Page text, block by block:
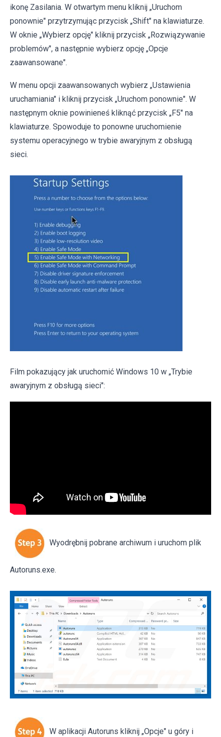
ikonę Zasilania. W otwartym menu kliknij „Uruchom
ponownie" przytrzymując przycisk „Shift" na klawiaturze.
W oknie „Wybierz opcję" kliknij przycisk „Rozwiązywanie
problemów", a następnie wybierz opcję „Opcje
zaawansowane".
W menu opcji zaawansowanych wybierz „Ustawienia
uruchamiania" i kliknij przycisk „Uruchom ponownie". W
następnym oknie powinieneś kliknąć przycisk „F5" na
klawiaturze. Spowoduje to ponowne uruchomienie
systemu operacyjnego w trybie awaryjnym z obsługą
sieci.
Film pokazujący jak uruchomić Windows 10 w „Trybie
awaryjnym z obsługą sieci":
Wyodrębnij pobrane archiwum i uruchom plik
Autoruns.exe.
W aplikacji Autoruns kliknij „Opcje" u góry i